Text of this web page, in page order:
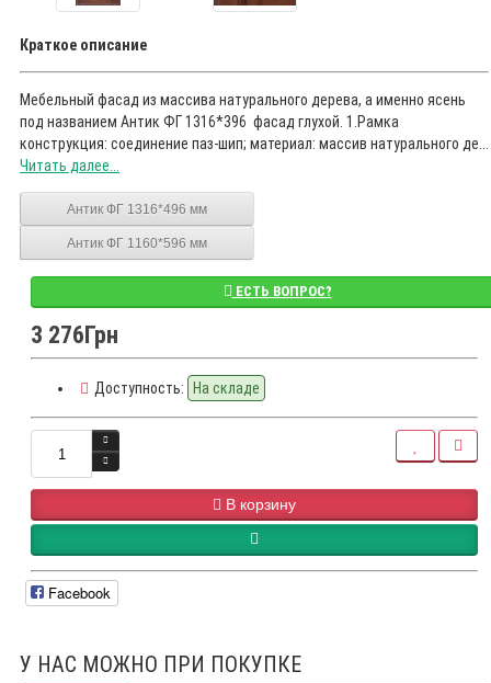
Краткое описание
Мебельный фасад из массива натурального дерева, а именно ясень
под названием Антик ФГ 1316*396 фасад глухой. 1.Рамка
конструкция: соединение паз-шип; материал: массив натурального де...
Читать далее...
Антик ФГ 1316*496 мм
Антик ФГ 1160*596 мм
ЕСТЬ ВОПРОС?
3 276Грн
Доступность: На складе
В корзину
Facebook
У НАС МОЖНО ПРИ ПОКУПКЕ